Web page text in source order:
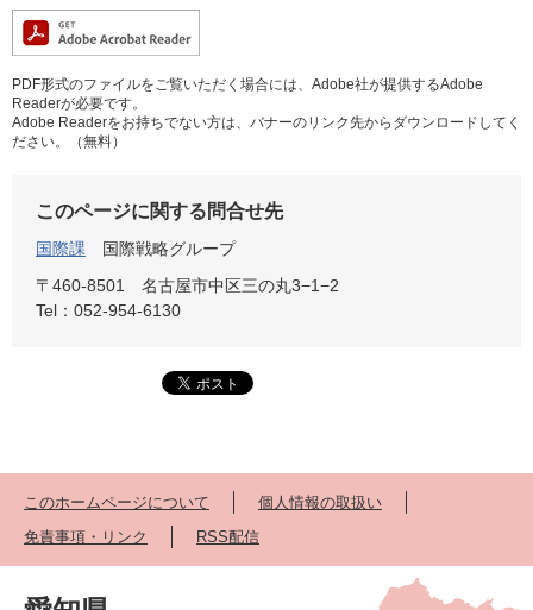
PDF形式のファイルをご覧いただく場合には、Adobe社が提供するAdobe
Readerが必要です。
Adobe Readerをお持ちでない方は、バナーのリンク先からダウンロードしてく
ださい。（無料）
このページに関する問合せ先
国際課
国際戦略グループ
〒460-8501
名古屋市中区三の丸3−1−2
Tel：052-954-6130
このホームページについて
個人情報の取扱い
免責事項・リンク
RSS配信